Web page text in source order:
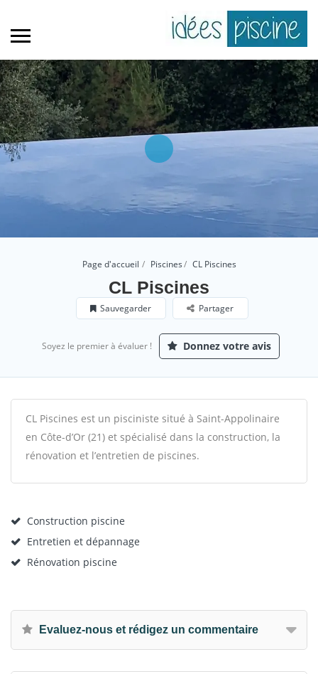
Page d'accueil Piscines CL Piscines
CL Piscines
Sauvegarder Partager
Soyez le premier à évaluer ! Donnez votre avis
CL Piscines est un pisciniste situé à Saint-Appolinaire
en Côte-d’Or (21) et spécialisé dans la construction, la
rénovation et l’entretien de piscines.
Construction piscine
Entretien et dépannage
Rénovation piscine
Evaluez-nous et rédigez un commentaire